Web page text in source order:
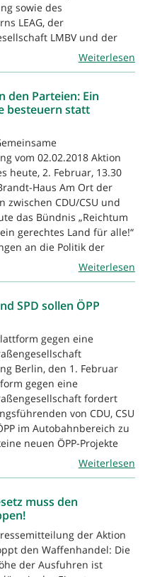
sowie des
LEAG, der
LMBV und der
Weiterlesen
den Parteien: Ein
besteuern statt
vom 02.02.2018 Aktion
heute, 2. Februar, 13.30
Haus Am Ort der
zwischen CDU/CSU und
das Bündnis „Reichtum
gerechtes Land für alle!“
an die Politik der
Weiterlesen
SPD sollen ÖPP
gegen eine
Berlin, den 1. Februar
gegen eine
fordert
von CDU, CSU
im Autobahnbereich zu
neuen ÖPP-Projekte
Weiterlesen
muss den
der Aktion
den Waffenhandel: Die
der Ausfuhren ist